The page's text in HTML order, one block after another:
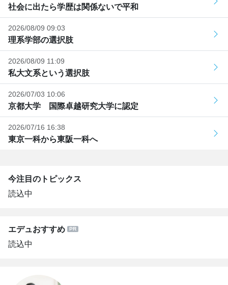
社会に出たら学歴は関係ないで平和
2026/08/09 09:03
理系学部の選択肢
2026/08/09 11:09
私大文系という選択肢
2026/07/03 10:06
京都大学 国際卓越研究大学に認定
2026/07/16 16:38
東京一科から東阪一科へ
今注目のトピックス
読込中
エデュおすすめ
読込中